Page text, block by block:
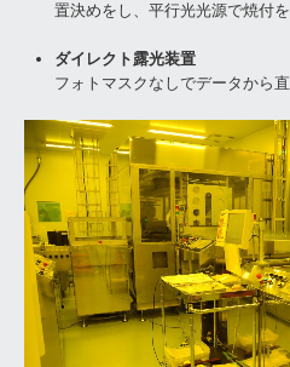
置決めをし、平行光光源で焼付を
ダイレクト露光装置
フォトマスクなしでデータから